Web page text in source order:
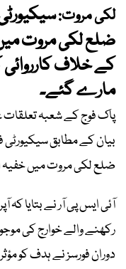
لکی مروت:
ضلع لکی مروت میں
مارے گئے۔
پاک فوج کے شعبہ
ضلع لکی مروت میں خفیہ
آئی ایس پی آر نے بتایا کہ
رکھنے والے خوارج کی
دوران فورسز نے ہدف کو مؤثر